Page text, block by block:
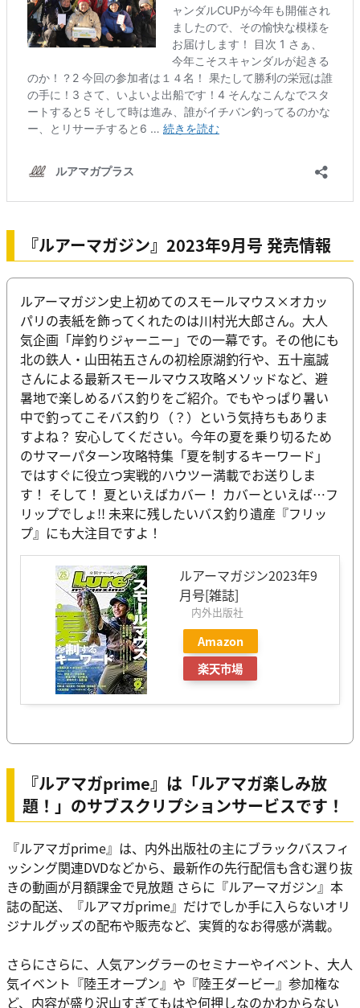
『ルアーマガジン』2023年9月号 発売情報
ルアーマガジン史上初めてのスモールマウス×オカッ
パリの表紙を飾ってくれたのは川村光大郎さん。大人
気企画「岸釣りジャーニー」での一幕です。その他にも
北の鉄人・山田祐五さんの初桧原湖釣行や、五十嵐誠
さんによる最新スモールマウス攻略メソッドなど、避
暑地で楽しめるバス釣りをご紹介。でもやっぱり暑い
中で釣ってこそバス釣り（？）という気持ちもありま
すよね？ 安心してください。今年の夏を乗り切るため
のサマーパターン攻略特集「夏を制するキーワード」
ではすぐに役立つ実戦的ハウツー満載でお送りしま
す！ そして！ 夏といえばカバー！ カバーといえば…フ
リップでしょ!! 未来に残したいバス釣り遺産『フリッ
プ』にも大注目ですよ！
ルアーマガジン2023年9
月号[雑誌]
内外出版社
Amazon
楽天市場
『ルアマガprime』は「ルアマガ楽しみ放
題！」のサブスクリプションサービスです！
『ルアマガprime』は、内外出版社の主にブラックバスフィ
ッシング関連DVDなどから、最新作の先行配信も含む選り抜
きの動画が月額課金で見放題 さらに『ルアーマガジン』本
誌の配送、『ルアマガprime』だけでしか手に入らないオリ
ジナルグッズの配布や販売など、実質的なお得感が満載。
さらにさらに、人気アングラーのセミナーやイベント、大人
気イベント『陸王オープン』や『陸王ダービー』参加権な
ど、内容が盛り沢山すぎてもはや何押しなのかわからない